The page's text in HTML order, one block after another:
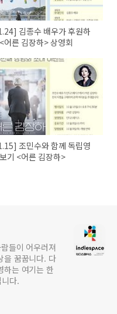
김종수 배우가 후원하
어른 김장하> 상영회
조민수와 함께 독립영
기 <어른 김장하>
들이 어우러져
을 꿈꿉니다. 다
하는 여기는 한
다.